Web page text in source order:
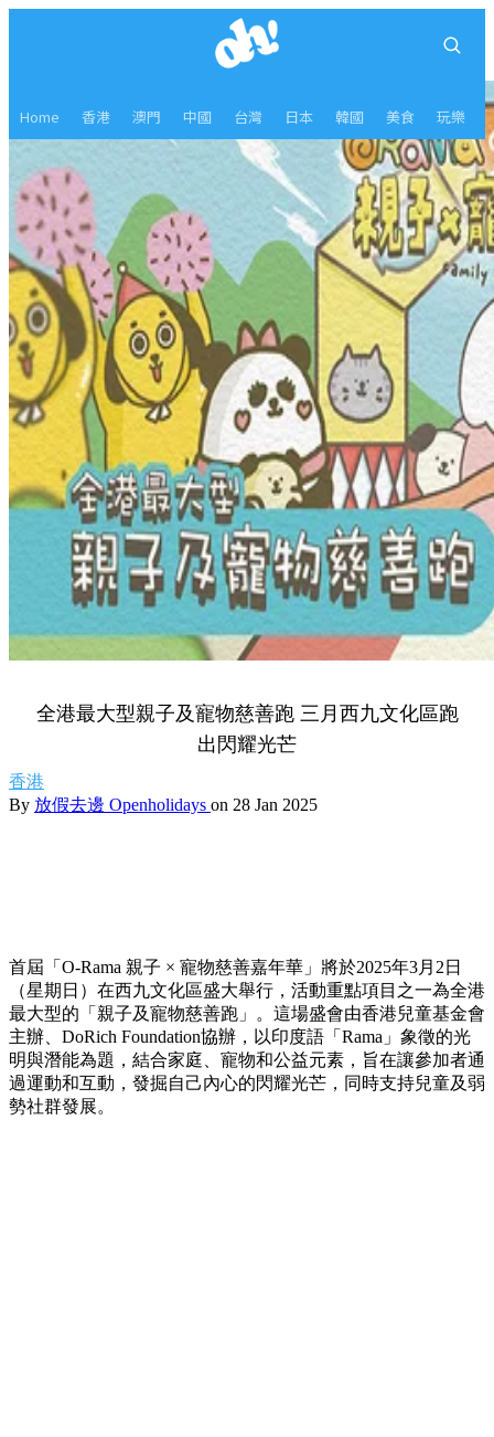
Home 香港 澳門 中國 台灣 日本 韓國 美食 玩樂
全港最大型親子及寵物慈善跑 三月西九文化區跑
出閃耀光芒
香港
By 放假去邊 Openholidays on 28 Jan 2025
首屆「O-Rama 親子 × 寵物慈善嘉年華」將於2025年3月2日
（星期日）在西九文化區盛大舉行，活動重點項目之一為全港
最大型的「親子及寵物慈善跑」。這場盛會由香港兒童基金會
主辦、DoRich Foundation協辦，以印度語「Rama」象徵的光
明與潛能為題，結合家庭、寵物和公益元素，旨在讓參加者通
過運動和互動，發掘自己內心的閃耀光芒，同時支持兒童及弱
勢社群發展。